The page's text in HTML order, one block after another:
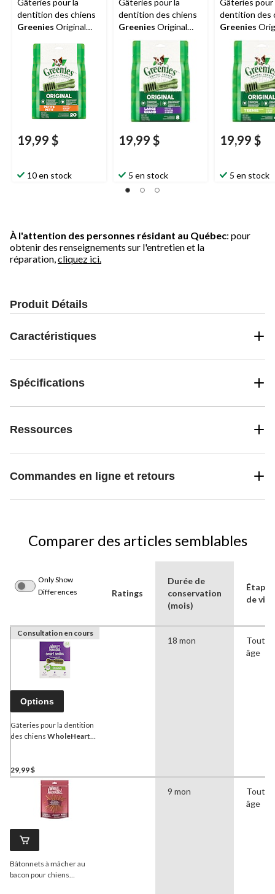
dentition des chiens
Greenies Original
19,99 $
10 en stock
dentition des chiens
Greenies Original
grand, 340 g
19,99 $
5 en stock
dentition des
Greenies
teenie, 340 g
19,99 $
5 en stock
À l'attention des personnes résidant au Québec: pour
obtenir des renseignements sur l'entretien et la
réparation, cliquez ici.
Produit Détails
Caractéristiques
Spécifications
Ressources
Commandes en ligne et retours
Comparer des articles semblables
Only Show
Differences
Ratings
Durée de
conservation
(mois)
Étape
de vie
Consultation en cours
Options
Gâteries pour la dentition
des chiens WholeHearted
29,99 $
18 mon
Tout
âge
Bâtonnets à mâcher au
bacon pour chiens
9 mon
Tout
âge